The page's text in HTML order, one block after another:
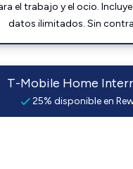
el trabajo y el ocio.
datos ilimitados. Sin
T-Mobile Home
25% disponible en